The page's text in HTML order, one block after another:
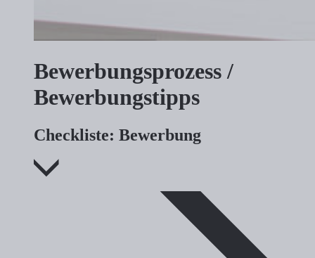
Bewerbungsprozess /
Bewerbungstipps
Checkliste: Bewerbung